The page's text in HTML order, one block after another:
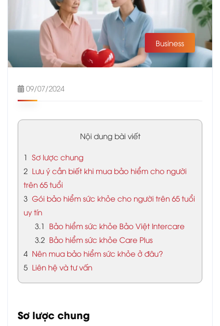
Business
09/07/2024
Nội dung bài viết
1 Sơ lược chung
2 Lưu ý cần biết khi mua bảo hiểm cho người
trên 65 tuổi
3 Gói bảo hiểm sức khỏe cho người trên 65 tuổi
uy tín
3.1
Bảo hiểm sức khỏe Bảo Việt Intercare
3.2 Bảo hiểm sức khỏe Care Plus
4 Nên mua bảo hiểm sức khỏe ở đâu?
5 Liên hệ và tư vấn
Sơ lược chung